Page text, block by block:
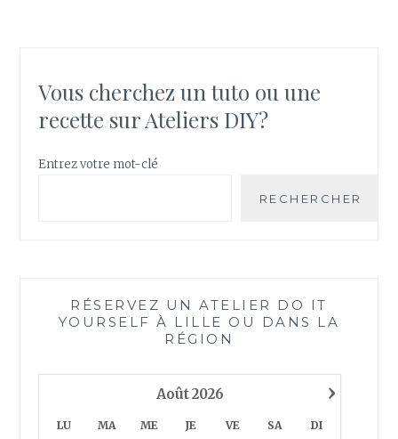
MENTHE
MAISON
Vous cherchez un tuto ou une
recette sur Ateliers DIY?
Entrez votre mot-clé
RECHERCHER
RÉSERVEZ UN ATELIER DO IT
YOURSELF À LILLE OU DANS LA
RÉGION
›
Août2026
LU MA ME JE VE SA
DI